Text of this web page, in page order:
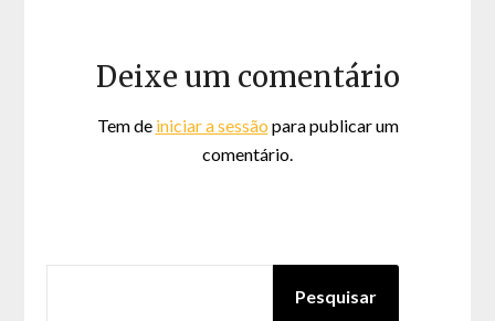
Deixe um comentário
Tem de iniciar a sessão para publicar um
comentário.
Pesquisar